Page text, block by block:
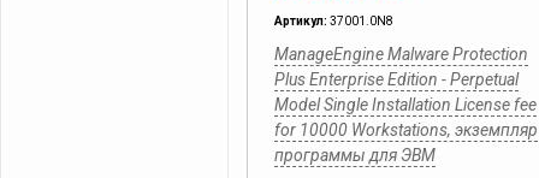
Артикул: 37001.0N8
ManageEngine Malware Protection
Plus Enterprise Edition - Perpetual
Model Single Installation License fee
for 10000 Workstations, экземпляр
программы для ЭВМ